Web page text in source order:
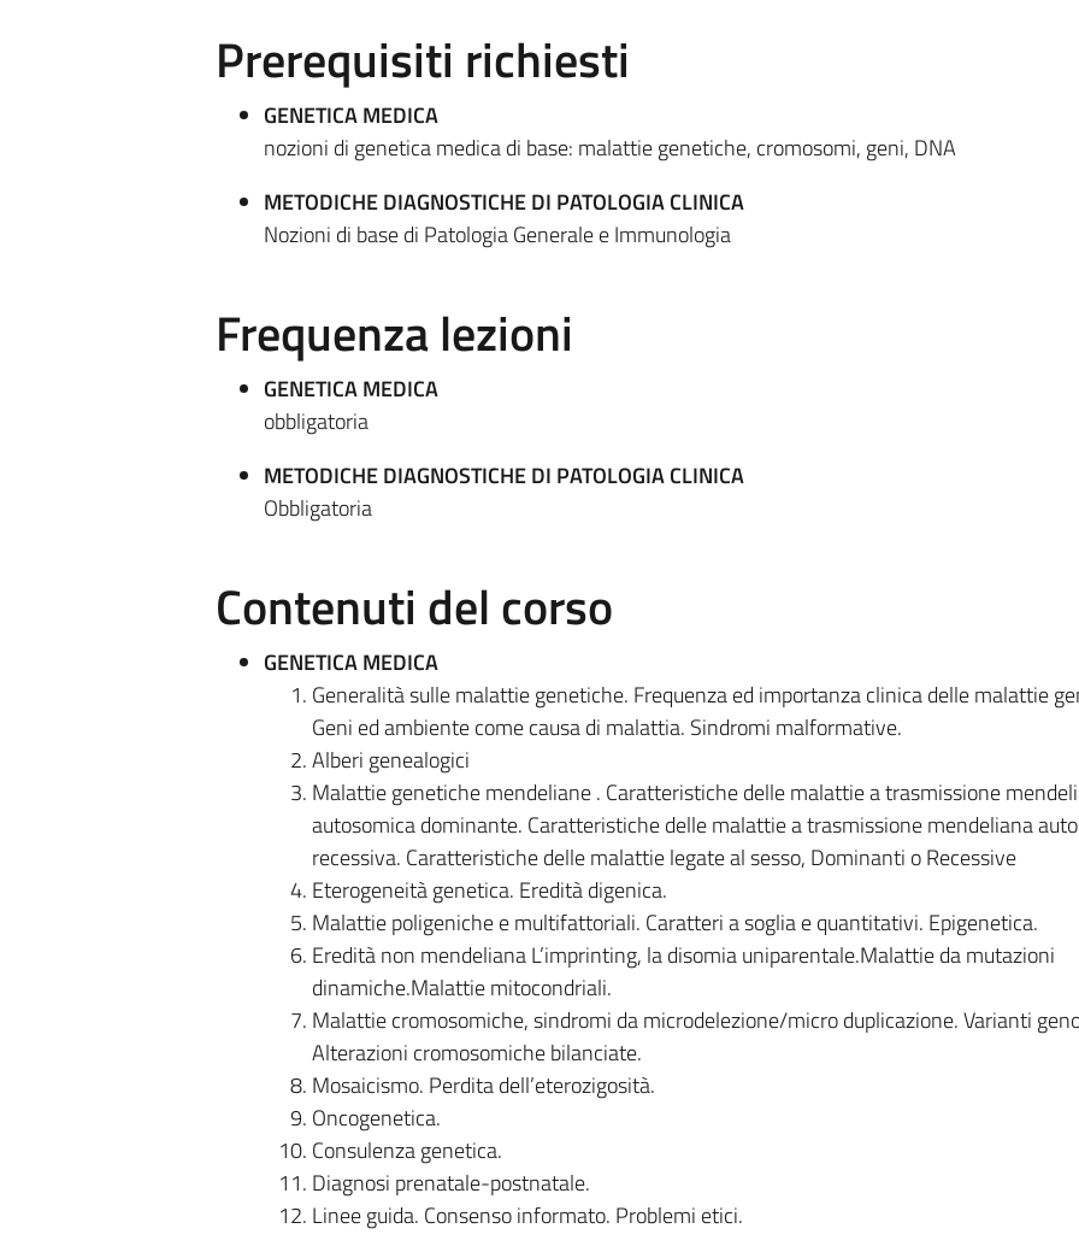
Prerequisiti richiesti
GENETICA MEDICA
nozioni di genetica medica di base: malattie genetiche, cromosomi, geni, DNA
METODICHE DIAGNOSTICHE DI PATOLOGIA CLINICA
Nozioni di base di Patologia Generale e Immunologia
Frequenza lezioni
GENETICA MEDICA
obbligatoria
METODICHE DIAGNOSTICHE DI PATOLOGIA CLINICA
Obbligatoria
Contenuti del corso
GENETICA MEDICA
Generalità sulle malattie genetiche. Frequenza ed importanza clinica delle malattie
Geni ed ambiente come causa di malattia. Sindromi malformative.
Alberi genealogici
Malattie genetiche mendeliane . Caratteristiche delle malattie a trasmissione
autosomica dominante. Caratteristiche delle malattie a trasmissione mendeliana
recessiva. Caratteristiche delle malattie legate al sesso, Dominanti o Recessive
Eterogeneità genetica. Eredità digenica.
Malattie poligeniche e multifattoriali. Caratteri a soglia e quantitativi. Epigenetica.
Eredità non mendeliana L’imprinting, la disomia uniparentale.Malattie da mutazioni
dinamiche.Malattie mitocondriali.
Malattie cromosomiche, sindromi da microdelezione/micro duplicazione. Varianti
Alterazioni cromosomiche bilanciate.
Mosaicismo. Perdita dell’eterozigosità.
Oncogenetica.
Consulenza genetica.
Diagnosi prenatale-postnatale.
Linee guida. Consenso informato. Problemi etici.